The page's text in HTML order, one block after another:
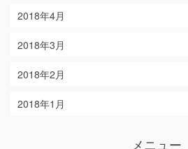
2018年4月
2018年3月
2018年2月
2018年1月
メニュー